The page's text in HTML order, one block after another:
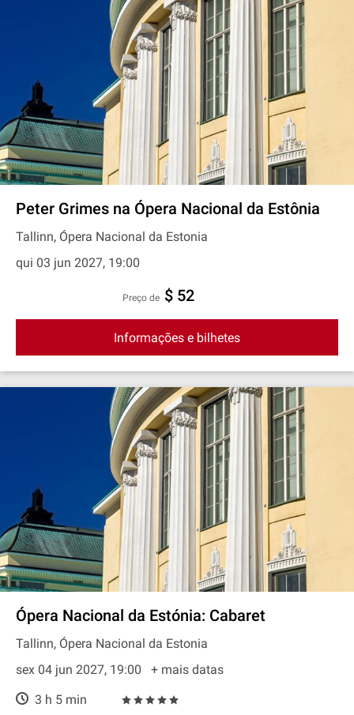
Peter Grimes na Ópera Nacional da Estônia
Tallinn, Ópera Nacional da Estonia
qui 03 jun 2027, 19:00
preço de $ 52
Informações e bilhetes
Ópera Nacional da Estónia: Cabaret
Tallinn, Ópera Nacional da Estonia
sex 04 jun 2027, 19:00
+ mais datas
3 h 5 min